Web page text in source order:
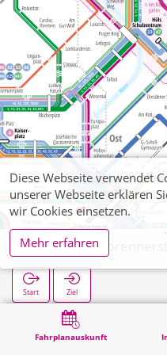
Fahrplanauskunft
Haaren
Start Ziel
Haaren Tonbrennerstraße
Diese Webseite verwendet
unserer Webseite erklären
wir Cookies einsetzen.
Mehr erfahren